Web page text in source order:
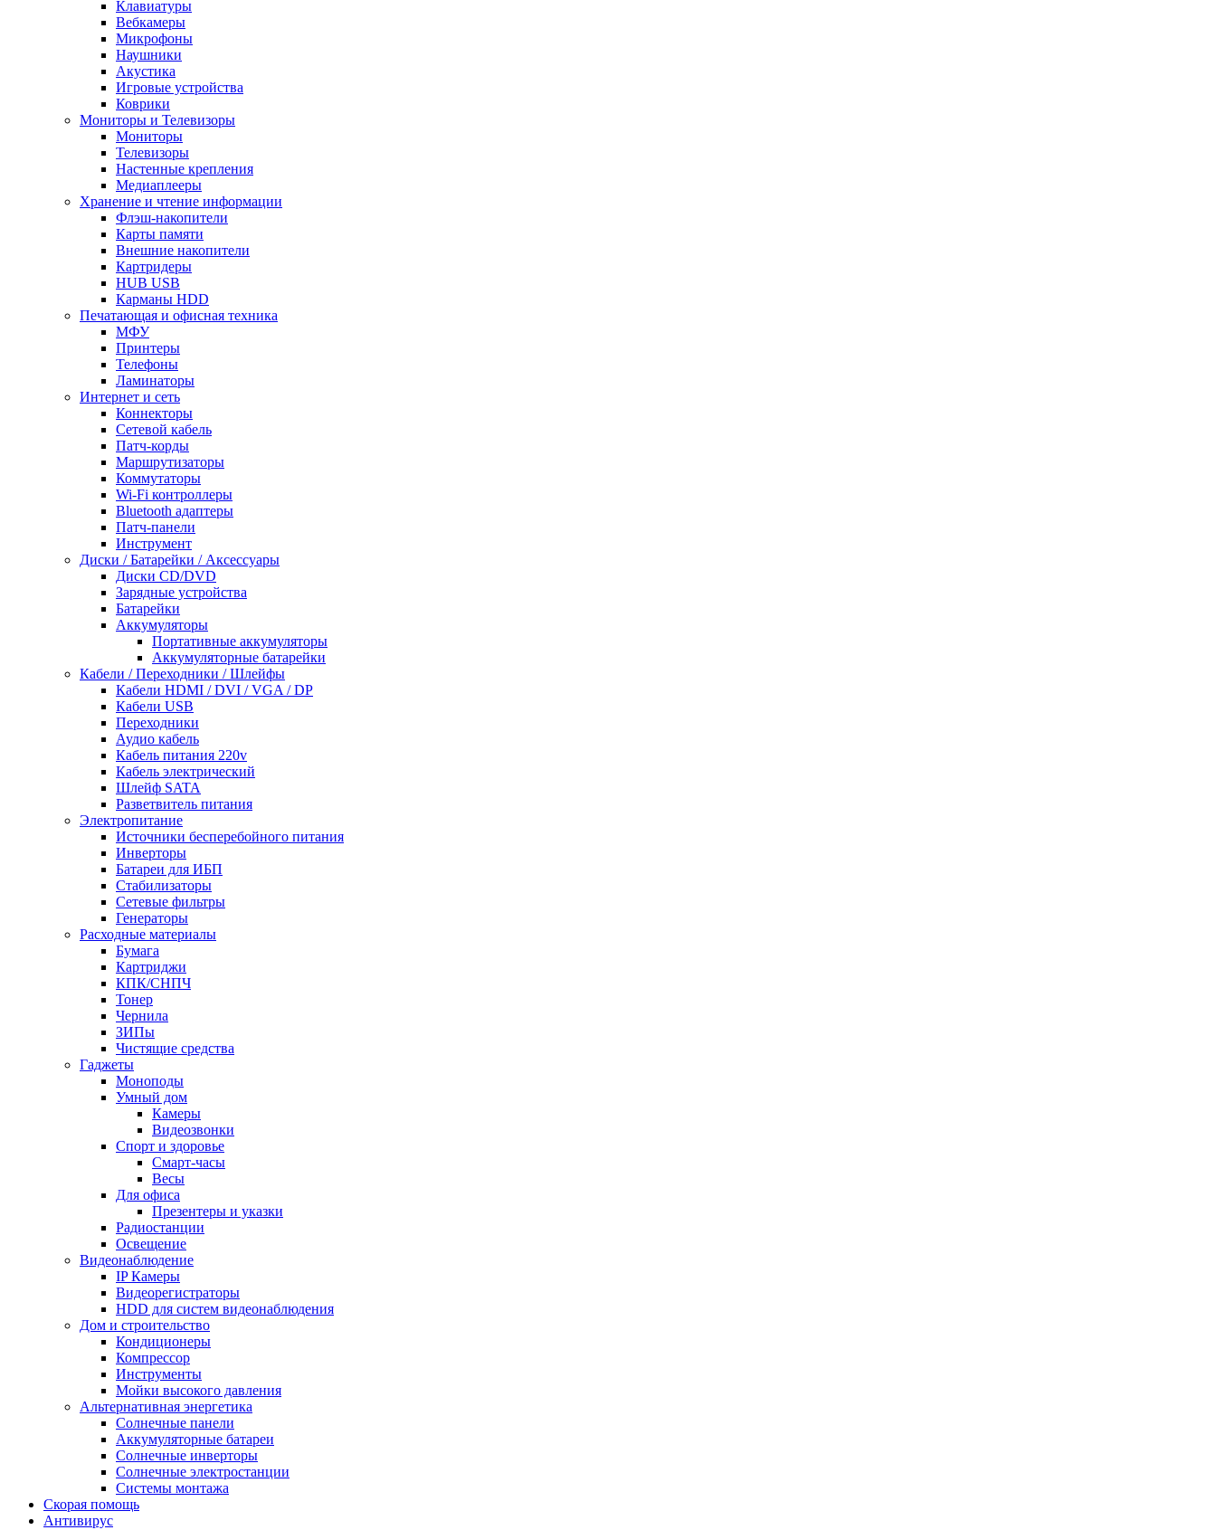
Клавиатуры
Вебкамеры
Микрофоны
Наушники
Акустика
Игровые устройства
Коврики
Мониторы и Телевизоры
Мониторы
Телевизоры
Настенные крепления
Медиаплееры
Хранение и чтение информации
Флэш-накопители
Карты памяти
Внешние накопители
Картридеры
HUB USB
Карманы HDD
Печатающая и офисная техника
МФУ
Принтеры
Телефоны
Ламинаторы
Интернет и сеть
Коннекторы
Сетевой кабель
Патч-корды
Маршрутизаторы
Коммутаторы
Wi-Fi контроллеры
Bluetooth адаптеры
Патч-панели
Инструмент
Диски / Батарейки / Аксессуары
Диски CD/DVD
Зарядные устройства
Батарейки
Аккумуляторы
Портативные аккумуляторы
Аккумуляторные батарейки
Кабели / Переходники / Шлейфы
Кабели HDMI / DVI / VGA / DP
Кабели USB
Переходники
Аудио кабель
Кабель питания 220v
Кабель электрический
Шлейф SATA
Разветвитель питания
Электропитание
Источники бесперебойного питания
Инверторы
Батареи для ИБП
Стабилизаторы
Сетевые фильтры
Генераторы
Расходные материалы
Бумага
Картриджи
КПК/СНПЧ
Тонер
Чернила
ЗИПы
Чистящие средства
Гаджеты
Моноподы
Умный дом
Камеры
Видеозвонки
Спорт и здоровье
Смарт-часы
Весы
Для офиса
Презентеры и указки
Радиостанции
Освещение
Видеонаблюдение
IP Камеры
Видеорегистраторы
HDD для систем видеонаблюдения
Дом и строительство
Кондиционеры
Компрессор
Инструменты
Мойки высокого давления
Альтернативная энергетика
Солнечные панели
Аккумуляторные батареи
Солнечные инверторы
Солнечные электростанции
Системы монтажа
Скорая помощь
Антивирус